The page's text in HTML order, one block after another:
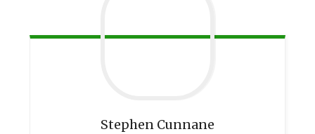
Stephen Cunnane